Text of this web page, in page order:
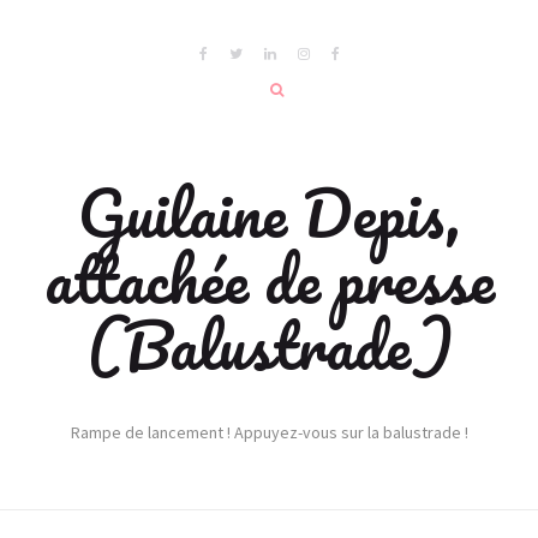
Guilaine Depis,
attachée de presse
(Balustrade)
Rampe de lancement ! Appuyez-vous sur la balustrade !